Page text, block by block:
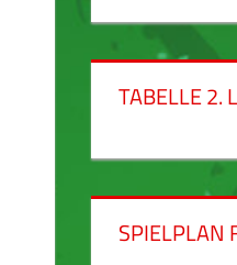
TABELLE 2.
SPIELPLAN